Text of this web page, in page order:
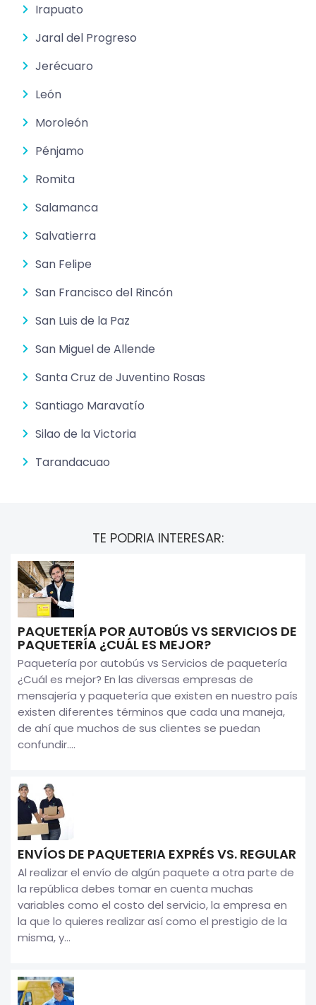
Irapuato
Jaral del Progreso
Jerécuaro
León
Moroleón
Pénjamo
Romita
Salamanca
Salvatierra
San Felipe
San Francisco del Rincón
San Luis de la Paz
San Miguel de Allende
Santa Cruz de Juventino Rosas
Santiago Maravatío
Silao de la Victoria
Tarandacuao
TE PODRIA INTERESAR:
PAQUETERÍA POR AUTOBÚS VS SERVICIOS DE
PAQUETERÍA ¿CUÁL ES MEJOR?
Paquetería por autobús vs Servicios de paquetería
¿Cuál es mejor? En las diversas empresas de
mensajería y paquetería que existen en nuestro país
existen diferentes términos que cada una maneja,
de ahí que muchos de sus clientes se puedan
confundir....
ENVÍOS DE PAQUETERIA EXPRÉS VS. REGULAR
Al realizar el envío de algún paquete a otra parte de
la república debes tomar en cuenta muchas
variables como el costo del servicio, la empresa en
la que lo quieres realizar así como el prestigio de la
misma, y...